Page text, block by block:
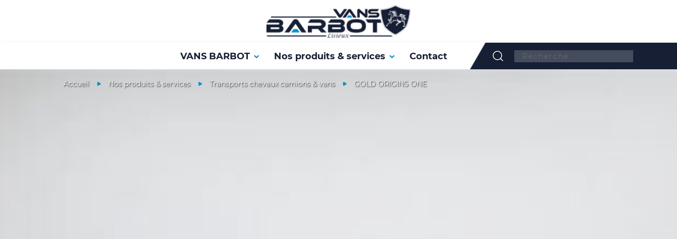
VANS BARBOT Nos produits & services Contact Search:
Accueil Nos produits & services Transports chevaux camions & vans GOLD ORIGINS ONE